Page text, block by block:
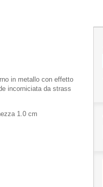
in metallo con effetto
incorniciata da strass
1.0 cm